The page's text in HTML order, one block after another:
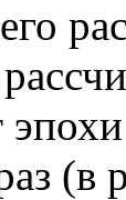
(в